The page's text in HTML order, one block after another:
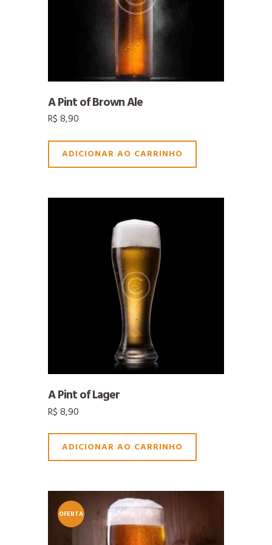
A Pint of Brown Ale
R$8,90
ADICIONAR AO CARRINHO
A Pint of Lager
R$8,90
ADICIONAR AO CARRINHO
OFERTA